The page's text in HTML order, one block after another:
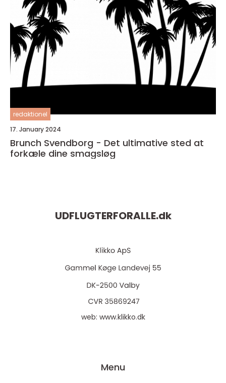
redaktionel
17. January 2024
Brunch Svendborg - Det ultimative sted at
forkæle dine smagsløg
UDFLUGTERFORALLE.dk
web: www.klikko.dk
Menu